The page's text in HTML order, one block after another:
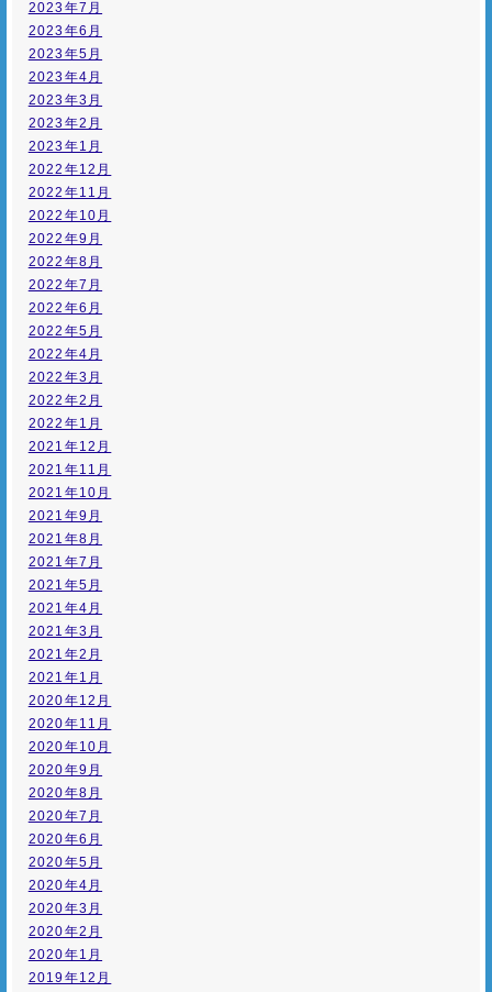
2023年7月
2023年6月
2023年5月
2023年4月
2023年3月
2023年2月
2023年1月
2022年12月
2022年11月
2022年10月
2022年9月
2022年8月
2022年7月
2022年6月
2022年5月
2022年4月
2022年3月
2022年2月
2022年1月
2021年12月
2021年11月
2021年10月
2021年9月
2021年8月
2021年7月
2021年5月
2021年4月
2021年3月
2021年2月
2021年1月
2020年12月
2020年11月
2020年10月
2020年9月
2020年8月
2020年7月
2020年6月
2020年5月
2020年4月
2020年3月
2020年2月
2020年1月
2019年12月